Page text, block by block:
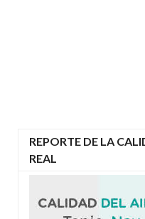
REPORTE DE LA
REAL